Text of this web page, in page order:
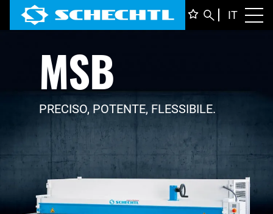
IT
MSB
PRECISO, POTENTE, FLESSIBILE.